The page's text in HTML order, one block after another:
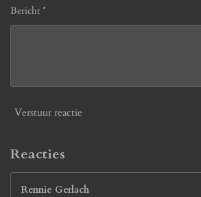
7
e
Bericht *
Verstuur reactie
Reacties
Rennie Gerlach